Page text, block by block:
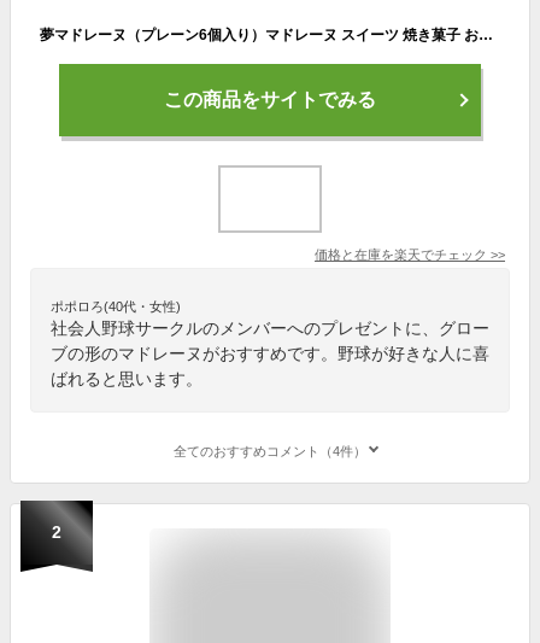
夢マドレーヌ（プレーン6個入り）マドレーヌ スイーツ 焼き菓子 お菓子 焼菓子 ギフト 土産 みやげ お返し プレゼント グッズ お祝い 阪神 甲子園 高校野球 OB会 同窓会 西宮 神戸 ベルン【39ショップ】
この商品をサイトでみる
価格と在庫を楽天でチェック >>
ポポロろ(40代・女性)
社会人野球サークルのメンバーへのプレゼントに、グロー
ブの形のマドレーヌがおすすめです。野球が好きな人に喜
ばれると思います。
全てのおすすめコメント（4件）
2